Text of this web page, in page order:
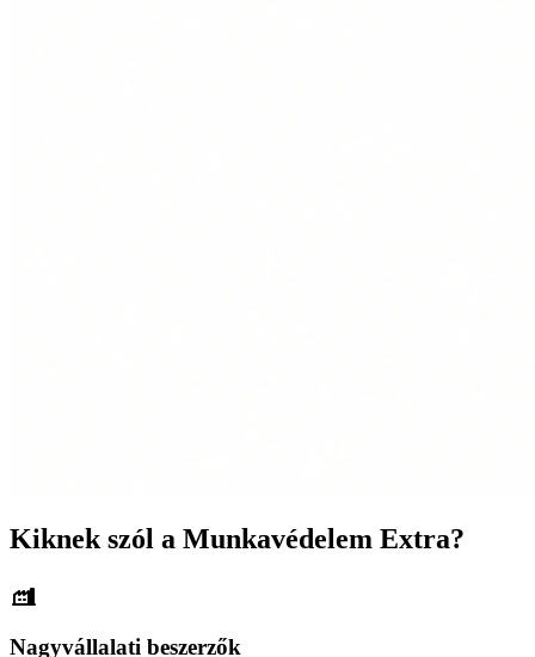
Kiknek szól a Munkavédelem Extra?
Nagyvállalati beszerzők